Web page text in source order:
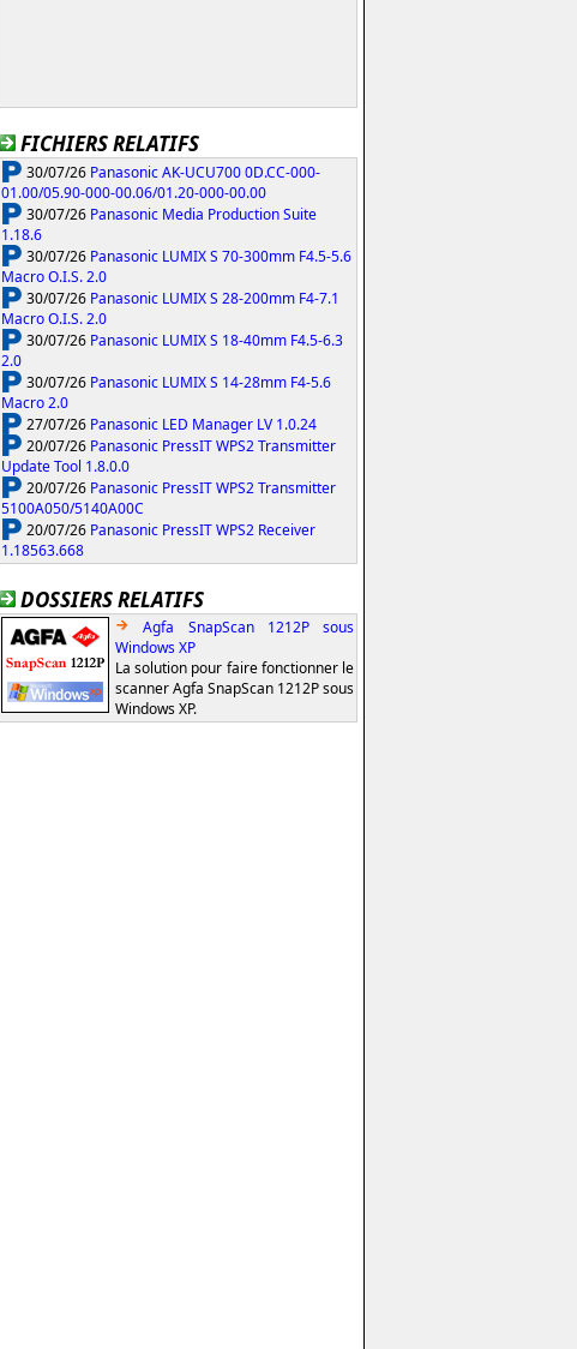
FICHIERS RELATIFS
30/07/26 Panasonic AK-UCU700 0D.CC-000-
01.00/05.90-000-00.06/01.20-000-00.00
30/07/26 Panasonic Media Production Suite
1.18.6
30/07/26 Panasonic LUMIX S 70-300mm F4.5-5.6
Macro O.I.S. 2.0
30/07/26 Panasonic LUMIX S 28-200mm F4-7.1
Macro O.I.S. 2.0
30/07/26 Panasonic LUMIX S 18-40mm F4.5-6.3
2.0
30/07/26 Panasonic LUMIX S 14-28mm F4-5.6
Macro 2.0
27/07/26 Panasonic LED Manager LV 1.0.24
20/07/26 Panasonic PressIT WPS2 Transmitter
Update Tool 1.8.0.0
20/07/26 Panasonic PressIT WPS2 Transmitter
5100A050/5140A00C
20/07/26 Panasonic PressIT WPS2 Receiver
1.18563.668
DOSSIERS RELATIFS
Agfa SnapScan 1212P sous
Windows XP
La solution pour faire fonctionner le
scanner Agfa SnapScan 1212P sous
Windows XP.